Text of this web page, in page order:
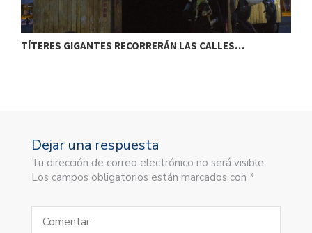
TÍTERES GIGANTES RECORRERÁN LAS CALLES…
Dejar una respuesta
Tu dirección de correo electrónico no será visible.
Los campos obligatorios están marcados con *